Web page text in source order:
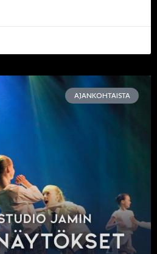
AJANKOHTAISTA